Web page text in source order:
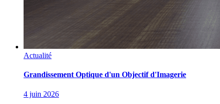
Actualité
Grandissement Optique d'un Objectif d'Imagerie
4 juin 2026